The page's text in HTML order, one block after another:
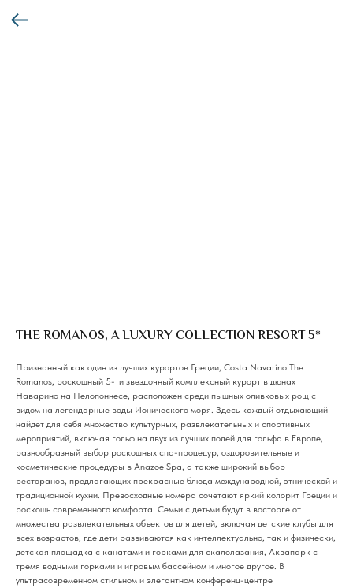
THE ROMANOS, A LUXURY COLLECTION RESORT 5*
Признанный как один из лучших курортов Греции, Costa Navarino The
Romanos, роскошный 5-ти звездочный комплексный курорт в дюнах
Наварино на Пелопоннесе, расположен среди пышных оливковых рощ с
видом на легендарные воды Ионического моря. Здесь каждый отдыхающий
найдет для себя множество культурных, развлекательных и спортивных
мероприятий, включая гольф на двух из лучших полей для гольфа в Европе,
разнообразный выбор роскошных спа-процедур, оздоровительные и
косметические процедуры в Anazoe Spa, а также широкий выбор
ресторанов, предлагающих прекрасные блюда международной, этнической и
традиционной кухни. Превосходные номера сочетают яркий колорит Греции и
роскошь современного комфорта. Семьи с детьми будут в восторге от
множества развлекательных объектов для детей, включая детские клубы для
всех возрастов, где дети развиваются как интеллектуально, так и физически,
детская площадка с канатами и горками для скалолазания, Аквапарк с
тремя водными горками и игровым бассейном и многое другое. В
ультрасовременном стильном и элегантном конференц-центре